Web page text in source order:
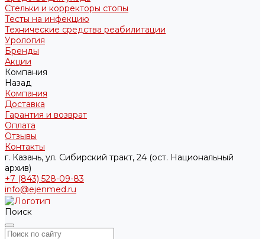
Стельки и корректоры стопы
Тесты на инфекцию
Технические средства реабилитации
Урология
Бренды
Акции
Компания
Назад
Компания
Доставка
Гарантия и возврат
Оплата
Отзывы
Контакты
г. Казань, ул. Сибирский тракт, 24 (ост. Национальный
архив)
+7 (843) 528-09-83
info@ejenmed.ru
Поиск